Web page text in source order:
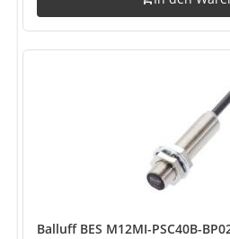
Balluff BES M12MI-PSC40B-